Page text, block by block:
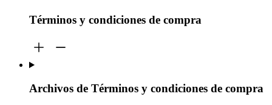
Términos y condiciones de compra
Archivos de Términos y condiciones de compra